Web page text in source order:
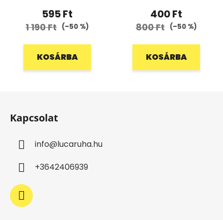
595 Ft
1 190 Ft (–50 %)
KOSÁRBA
400 Ft
800 Ft (–50 %)
KOSÁRBA
Kapcsolat
info@lucaruha.hu
+3642406939